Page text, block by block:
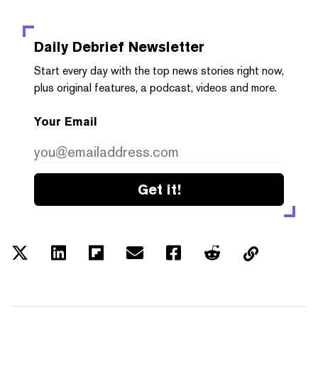
Daily Debrief Newsletter
Start every day with the top news stories right now,
plus original features, a podcast, videos and more.
Your Email
Get it!